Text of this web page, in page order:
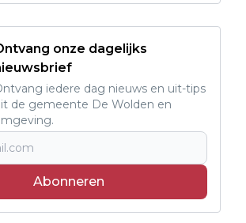
onze dagelijks
iedere dag nieuws en uit-tips
de gemeente De Wolden en
Abonneren